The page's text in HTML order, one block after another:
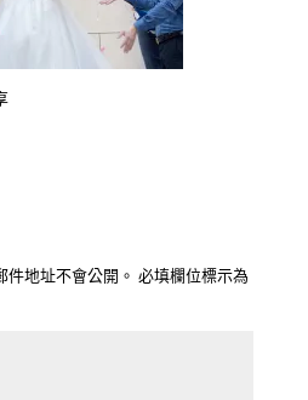
地址不會公開。 必填欄位標示為